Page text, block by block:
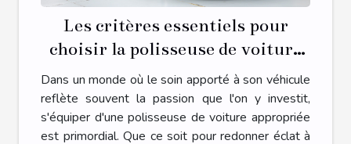
Les critères essentiels pour
choisir la polisseuse de voiture
adaptée à vos besoins
Dans un monde où le soin apporté à son véhicule
reflète souvent la passion que l'on y investit,
s'équiper d'une polisseuse de voiture appropriée
est primordial. Que ce soit pour redonner éclat à